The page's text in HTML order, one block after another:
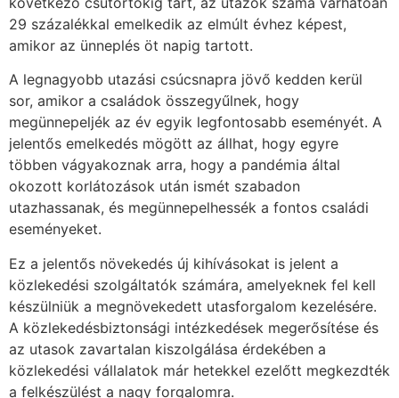
29 százalékkal emelkedik az elmúlt évhez képest,
amikor az ünneplés öt napig tartott.
A legnagyobb utazási csúcsnapra jövő kedden kerül
sor, amikor a családok összegyűlnek, hogy
megünnepeljék az év egyik legfontosabb eseményét. A
jelentős emelkedés mögött az állhat, hogy egyre
többen vágyakoznak arra, hogy a pandémia által
okozott korlátozások után ismét szabadon
utazhassanak, és megünnepelhessék a fontos családi
eseményeket.
Ez a jelentős növekedés új kihívásokat is jelent a
közlekedési szolgáltatók számára, amelyeknek fel kell
készülniük a megnövekedett utasforgalom kezelésére.
A közlekedésbiztonsági intézkedések megerősítése és
az utasok zavartalan kiszolgálása érdekében a
közlekedési vállalatok már hetekkel ezelőtt megkezdték
a felkészülést a nagy forgalomra.